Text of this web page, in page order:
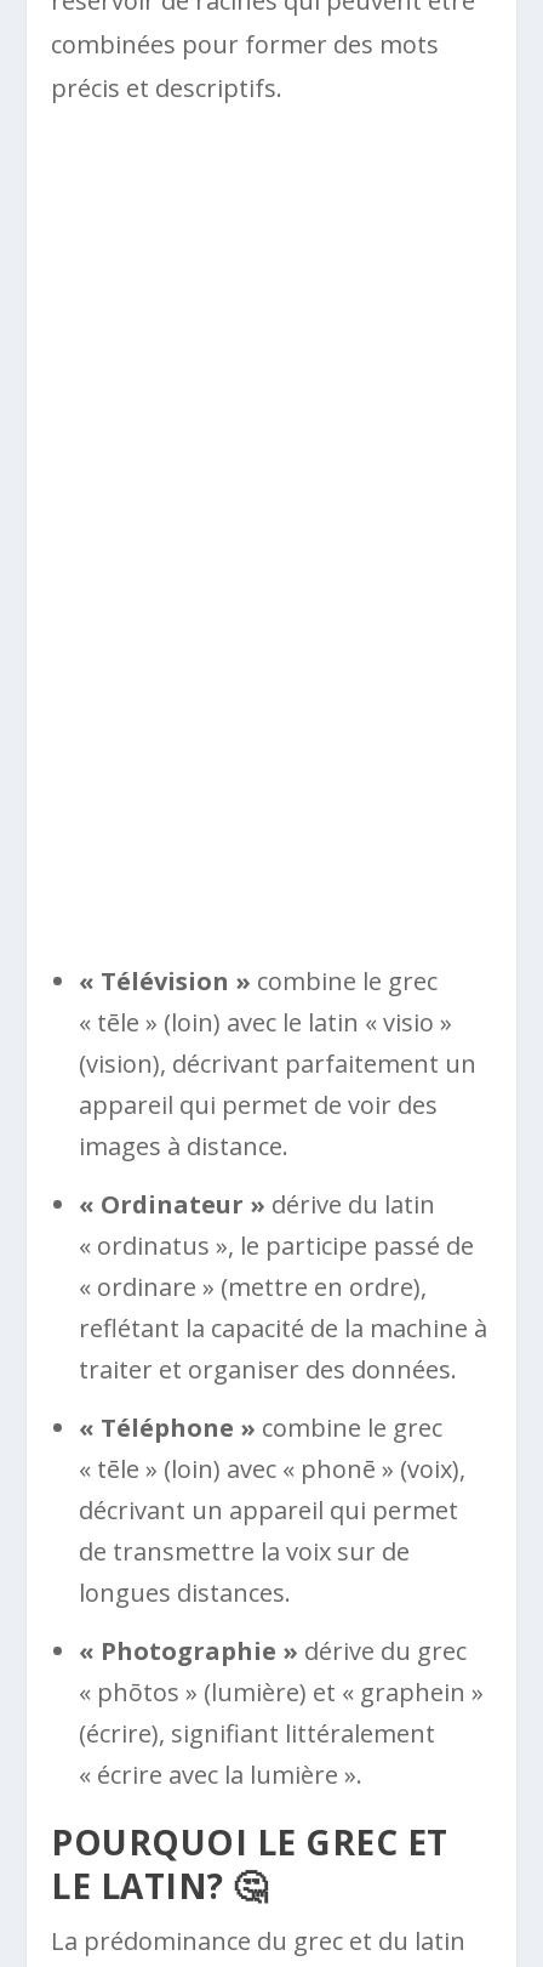
combinées pour former des mots
précis et descriptifs.
« Télévision » combine le grec
« tēle » (loin) avec le latin « visio »
(vision), décrivant parfaitement un
appareil qui permet de voir des
images à distance.
« Ordinateur » dérive du latin
« ordinatus », le participe passé de
« ordinare » (mettre en ordre),
reflétant la capacité de la machine à
traiter et organiser des données.
« Téléphone » combine le grec
« tēle » (loin) avec « phonē » (voix),
décrivant un appareil qui permet
de transmettre la voix sur de
longues distances.
« Photographie » dérive du grec
« phōtos » (lumière) et « graphein »
(écrire), signifiant littéralement
« écrire avec la lumière ».
POURQUOI LE GREC ET
LE LATIN? 🤔
La prédominance du grec et du latin